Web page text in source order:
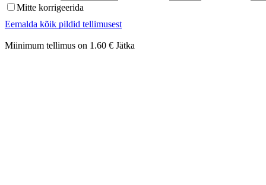
Mitte korrigeerida
Eemalda kõik pildid tellimusest
Miinimum tellimus on 1.60 € Jätka